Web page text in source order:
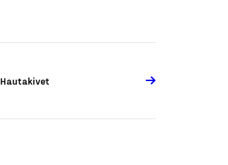
Hautakivet